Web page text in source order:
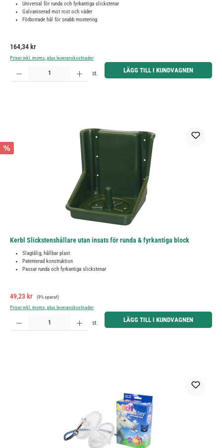
Universal för runda och fyrkantiga slickstenar
Galvaniserad mot rost och väder
Förborrade hål för snabb montering
Ordinarie pris:
164,34 kr
Priser inkl. moms, plus leveranskostnader
Produktkvantitet: Ange önskat belopp eller använd knapparna för att öka eller minska kvantiteten.
st. LÄGG TILL I KUNDVAGNEN
%
Kerbl Slickstenshållare utan insats för runda & fyrkantiga block
Slagtålig, hållbar plast
Patenterad konstruktion
Passar runda och fyrkantiga slickstenar
Försäljningspris:
49,23 kr Ordinarie pris:
(9% sparat)
Priser inkl. moms, plus leveranskostnader
Produktkvantitet: Ange önskat belopp eller använd knapparna för att öka eller minska kvantiteten.
st. LÄGG TILL I KUNDVAGNEN